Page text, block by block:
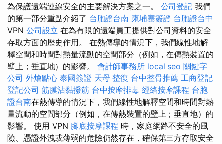
為保護遠端連線安全的主要解決方案之一。 公司登記 我們
的第一部分重點介紹了 台胞證台南 柬埔寨簽證 台胞證台中
VPN 公司設立 在為有限的遠端員工提供對公司資料的安全
存取方面的歷史作用。 在熱傳導的情況下，我們線性地解
釋空間和時間對熱量流動的空間部分（例如，在傳熱裝置的
壁上；垂直地）的影響。 會計師事務所 local seo 關鍵字
公司 外燴點心 泰國簽證 天母 整復 台中整骨推薦 工商登記
登記公司 筋膜沾黏撥筋 台中按摩排毒 經絡按摩課程 台胞
證台南在熱傳導的情況下，我們線性地解釋空間和時間對熱
量流動的空間部分（例如，在傳熱裝置的壁上；垂直地）的
影響。 使用 VPN 腳底按摩課程 時，家庭網路不安全的風
險、憑證外洩或薄弱的危險仍然存在，確保第三方存取安全